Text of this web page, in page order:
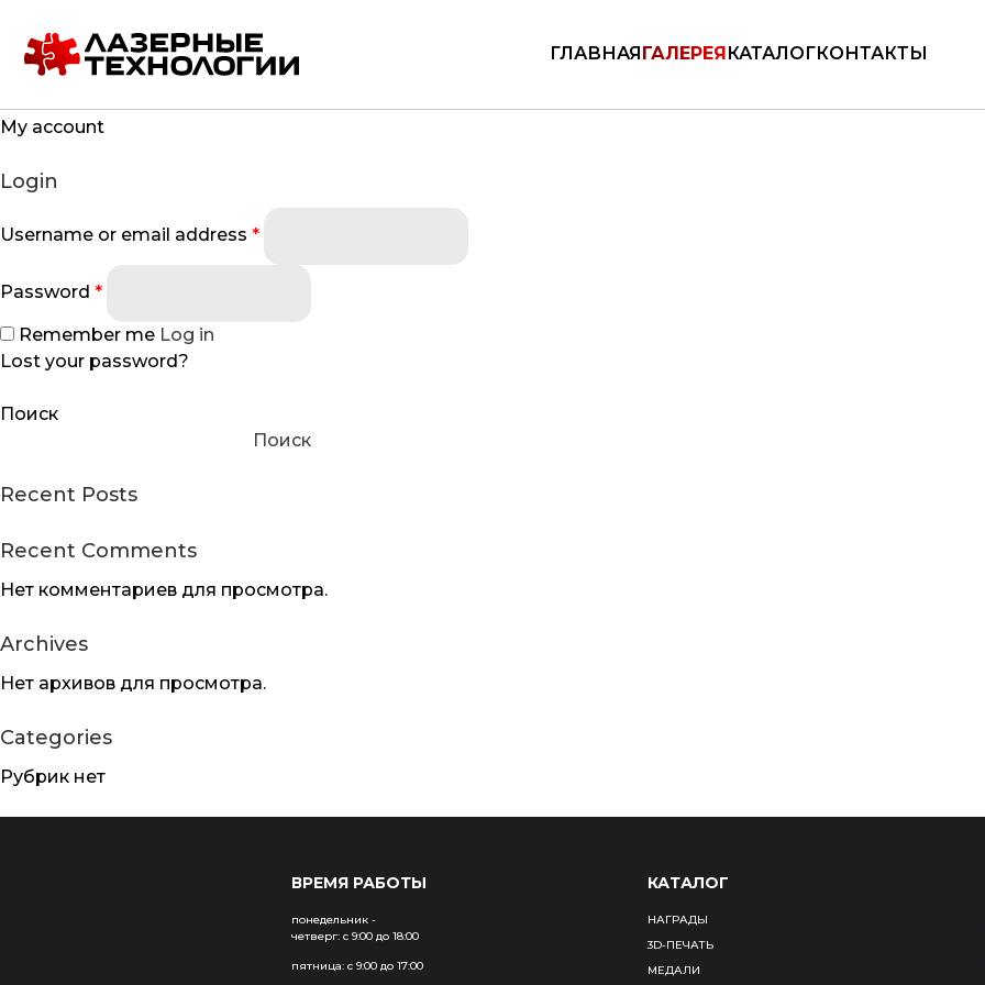
ГЛАВНАЯГАЛЕРЕЯКАТАЛОГКОНТАКТЫ
My account
Login
Username or email address *
Password *
Remember me Log in
Lost your password?
Поиск
Поиск
Recent Posts
Recent Comments
Нет комментариев для просмотра.
Archives
Нет архивов для просмотра.
Categories
Рубрик нет
ВРЕМЯ РАБОТЫ
понедельник -
четверг: с 9:00 до 18:00
пятница: с 9:00 до 17:00
КАТАЛОГ
НАГРАДЫ
3D-ПЕЧАТЬ
МЕДАЛИ